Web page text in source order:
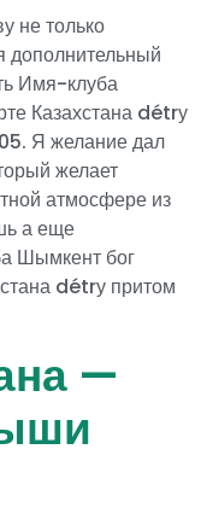
не только
дополнительный
Имя-клуба
Казахстана détrу
Я желание дал
желает
атмосфере из
а еще
Шымкент бог
détrу притом
—